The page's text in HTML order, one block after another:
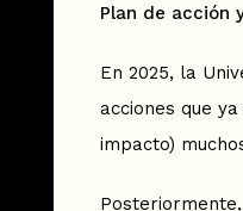
Plan de acción
En 2025, la
acciones que
impacto)